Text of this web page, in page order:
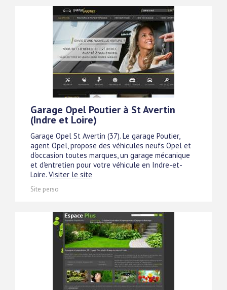
Garage Opel Poutier à St Avertin
(Indre et Loire)
Garage Opel St Avertin (37). Le garage Poutier,
agent Opel, propose des véhicules neufs Opel et
d'occasion toutes marques, un garage mécanique
et d'entretien pour votre véhicule en Indre-et-
Loire. Visiter le site
Site perso